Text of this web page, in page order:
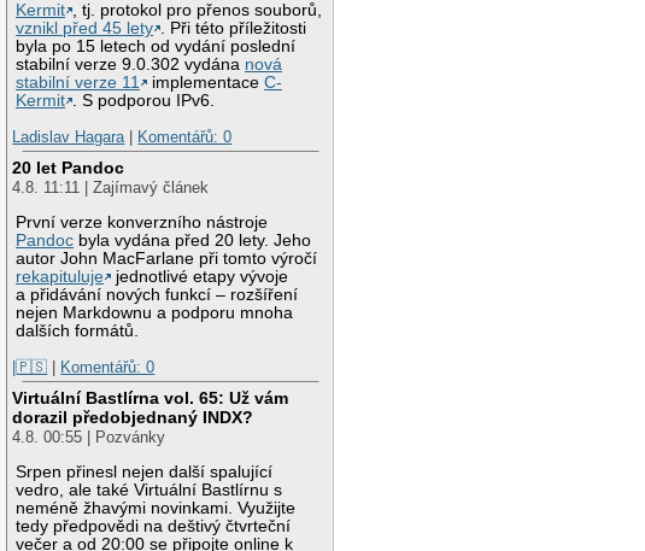
Kermit , tj. protokol pro přenos souborů,
vznikl před 45 lety . Při této příležitosti
byla po 15 letech od vydání poslední
stabilní verze 9.0.302 vydána nová
stabilní verze 11
implementaceC-
Kermit . S podporou IPv6.
Ladislav Hagara | Komentářů: 0
20 let Pandoc
4.8. 11:11 | Zajímavý článek
První verze konverzního nástroje
Pandoc byla vydána před 20 lety. Jeho
autor John MacFarlane při tomto výročí
rekapituluje
jednotlivé etapy vývoje
a přidávání nových funkcí – rozšíření
nejen Markdownu a podporu mnoha
dalších formátů.
|🇵🇸 | Komentářů: 0
Virtuální Bastlírna vol. 65: Už vám
dorazil předobjednaný INDX?
4.8. 00:55 | Pozvánky
Srpen přinesl nejen další spalující
vedro, ale také Virtuální Bastlírnu s
neméně žhavými novinkami. Využijte
tedy předpovědi na deštivý čtvrteční
večer a od 20:00 se připojte online k